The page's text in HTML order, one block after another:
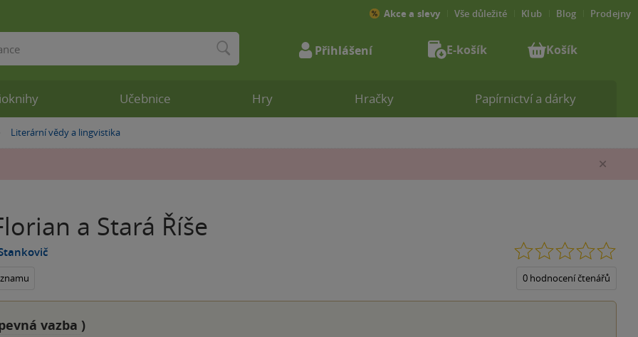
»
Literární vědy a lingvistika
a Stará Říše
0 hodnocení čtenářů
vazba )
Učebnice Hry Hračky Papírnictví a dárky
Akce a slevy Vše důležité Klub Blog Prodejny
Přihlášení E-košík Košík